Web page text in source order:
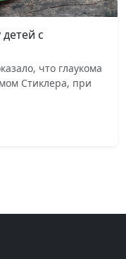
с
что глаукома
Стиклера, при